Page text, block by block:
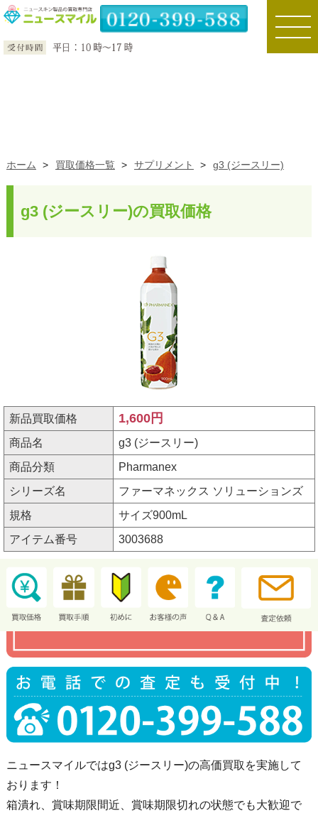
toggle
ホーム > 買取価格一覧 > サプリメント > g3 (ジースリー)
g3 (ジースリー)の買取価格
新品買取価格 1,600円
商品名
g3 (ジースリー)
商品分類
Pharmanex
シリーズ名
ファーマネックス ソリューションズ
規格
サイズ900mL
アイテム番号
3003688
ニュースマイルではg3 (ジースリー)の高価買取を実施して
おります！
箱潰れ、賞味期限間近、賞味期限切れの状態でも大歓迎で